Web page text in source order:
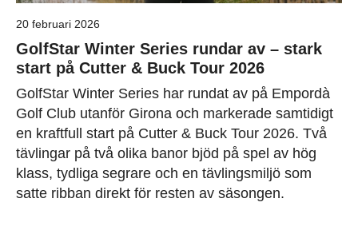
20 februari 2026
GolfStar Winter Series rundar av – stark
start på Cutter & Buck Tour 2026
GolfStar Winter Series har rundat av på Empordà
Golf Club utanför Girona och markerade samtidigt
en kraftfull start på Cutter & Buck Tour 2026. Två
tävlingar på två olika banor bjöd på spel av hög
klass, tydliga segrare och en tävlingsmiljö som
satte ribban direkt för resten av säsongen.